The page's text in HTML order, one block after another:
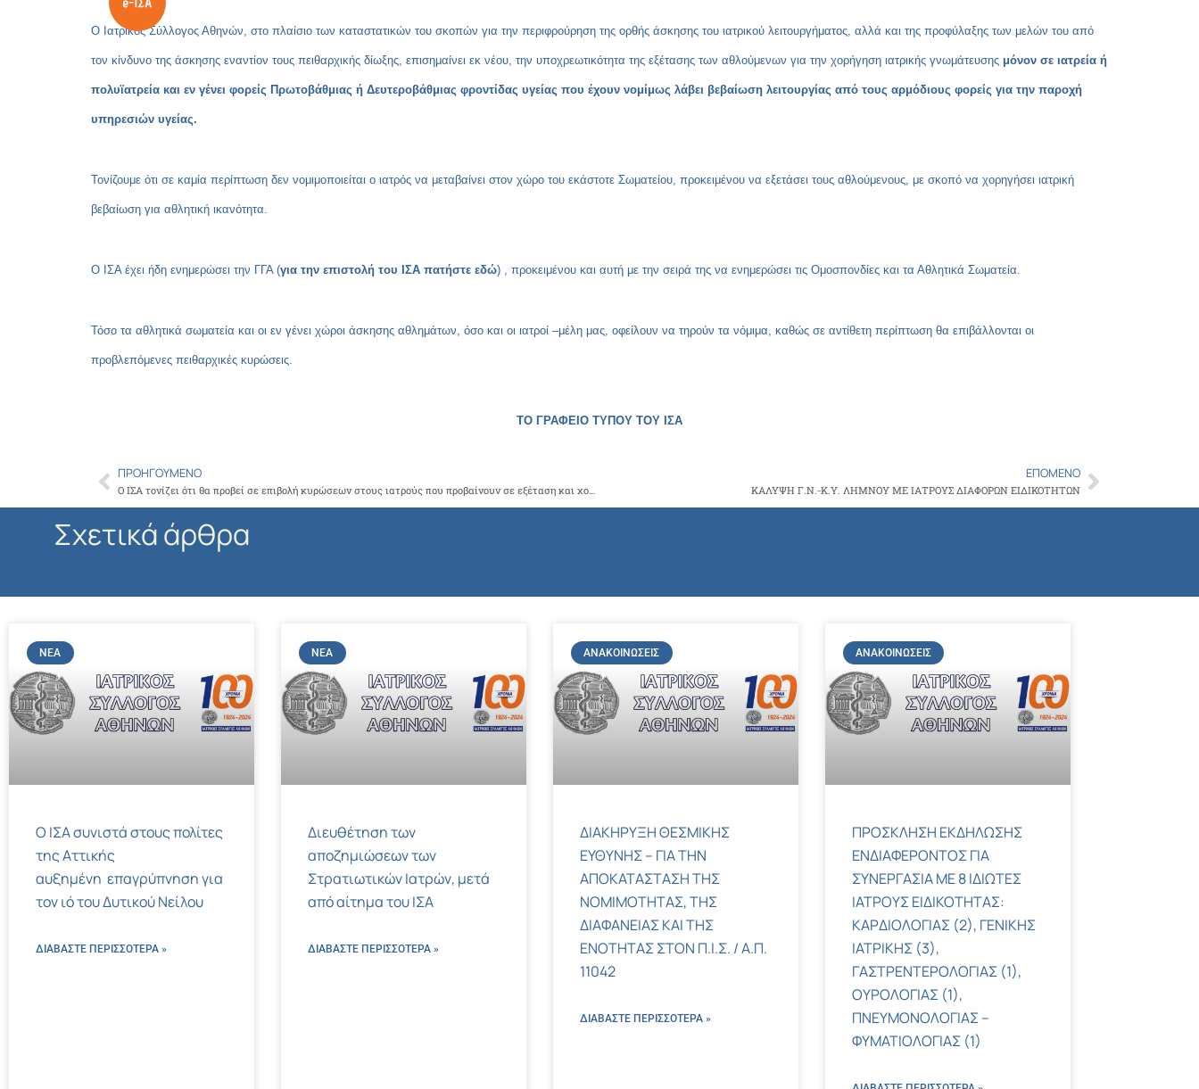
Ο Ιατρικός Σύλλογος Αθηνών, στο πλαίσιο των καταστατικών του σκοπών για την περιφρούρηση της ορθής άσκησης του ιατρικού λειτουργήματος, αλλά και της προφύλαξης των μελών του από
τον κίνδυνο της άσκησης εναντίον τους πειθαρχικής δίωξης, επισημαίνει εκ νέου, την υποχρεωτικότητα της εξέτασης των αθλούμενων για την χορήγηση ιατρικής γνωμάτευσης μόνον σε ιατρεία ή
πολυϊατρεία και εν γένει φορείς Πρωτοβάθμιας ή Δευτεροβάθμιας φροντίδας υγείας που έχουν νομίμως λάβει βεβαίωση λειτουργίας από τους αρμόδιους φορείς για την παροχή
υπηρεσιών υγείας.
Τονίζουμε ότι σε καμία περίπτωση δεν νομιμοποιείται ο ιατρός να μεταβαίνει στον χώρο του εκάστοτε Σωματείου, προκειμένου να εξετάσει τους αθλούμενους, με σκοπό να χορηγήσει ιατρική
βεβαίωση για αθλητική ικανότητα.
Ο ΙΣΑ έχει ήδη ενημερώσει την ΓΓΑ (για την επιστολή του ΙΣΑ πατήστε εδώ) , προκειμένου και αυτή με την σειρά της να ενημερώσει τις Ομοσπονδίες και τα Αθλητικά Σωματεία.
Τόσο τα αθλητικά σωματεία και οι εν γένει χώροι άσκησης αθλημάτων, όσο και οι ιατροί –μέλη μας, οφείλουν να τηρούν τα νόμιμα, καθώς σε αντίθετη περίπτωση θα επιβάλλονται οι
προβλεπόμενες πειθαρχικές κυρώσεις.
ΤΟ ΓΡΑΦΕΙΟ ΤΥΠΟΥ ΤΟΥ ΙΣΑ
Prev
ΠΡΟΗΓΟΎΜΕΝΟ
Ο ΙΣΑ τονίζει ότι θα προβεί σε επιβολή κυρώσεων στους ιατρούς που προβαίνουν σε εξέταση και χορήγηση ιατρικών γνωματεύσεων σε αθλούμενους εντός των χώρων αθλητικών σωματείων
ΕΠΌΜΕΝΟ
ΚΑΛΥΨΗ Γ.Ν.-Κ.Υ. ΛΗΜΝΟΥ ΜΕ ΙΑΤΡΟΥΣ ΔΙΑΦΟΡΩΝ ΕΙΔΙΚΟΤΗΤΩΝNext
Σχετικά άρθρα
ΝΈΑ
Ο ΙΣΑ συνιστά στους πολίτες
της Αττικής
αυξημένη επαγρύπνηση για
τον ιό του Δυτικού Νείλου
ΔΙΑΒΑΣΤΕ ΠΕΡΙΣΣΌΤΕΡΑ »
ΝΈΑ
Διευθέτηση των
αποζημιώσεων των
Στρατιωτικών Ιατρών, μετά
από αίτημα του ΙΣΑ
ΔΙΑΒΑΣΤΕ ΠΕΡΙΣΣΌΤΕΡΑ »
ΑΝΑΚΟΙΝΏΣΕΙΣ
ΔΙΑΚΗΡΥΞΗ ΘΕΣΜΙΚΗΣ
ΕΥΘΥΝΗΣ – ΓΙΑ ΤΗΝ
ΑΠΟΚΑΤΑΣΤΑΣΗ ΤΗΣ
ΝΟΜΙΜΟΤΗΤΑΣ, ΤΗΣ
ΔΙΑΦΑΝΕΙΑΣ ΚΑΙ ΤΗΣ
ΕΝΟΤΗΤΑΣ ΣΤΟΝ Π.Ι.Σ. / Α.Π.
11042
ΔΙΑΒΑΣΤΕ ΠΕΡΙΣΣΌΤΕΡΑ »
ΑΝΑΚΟΙΝΏΣΕΙΣ
ΠΡΟΣΚΛΗΣΗ ΕΚΔΗΛΩΣΗΣ
ΕΝΔΙΑΦΕΡΟΝΤΟΣ ΓΙΑ
ΣΥΝΕΡΓΑΣΙΑ ΜΕ 8 ΙΔΙΩΤΕΣ
ΙΑΤΡΟΥΣ ΕΙΔΙΚΟΤΗΤΑΣ:
ΚΑΡΔΙΟΛΟΓΙΑΣ (2), ΓΕΝΙΚΗΣ
ΙΑΤΡΙΚΗΣ (3),
ΓΑΣΤΡΕΝΤΕΡΟΛΟΓΙΑΣ (1),
ΟΥΡΟΛΟΓΙΑΣ (1),
ΠΝΕΥΜΟΝΟΛΟΓΙΑΣ –
ΦΥΜΑΤΙΟΛΟΓΙΑΣ (1)